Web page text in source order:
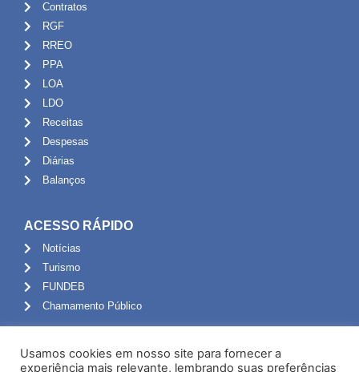
Contratos
RGF
RREO
PPA
LOA
LDO
Receitas
Despesas
Diárias
Balanços
ACESSO RÁPIDO
Notícias
Turismo
FUNDEB
Chamamento Público
Portal do Servidor
Usamos cookies em nosso site para fornecer a
experiência mais relevante, lembrando suas preferências